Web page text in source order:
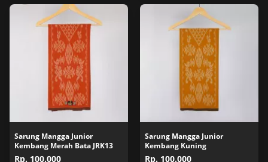
Sarung Mangga Junior
Kembang Merah Bata JRK13
Rp. 100.000
Sarung Mangga Junior
Kembang Kuning
Rp. 100.000